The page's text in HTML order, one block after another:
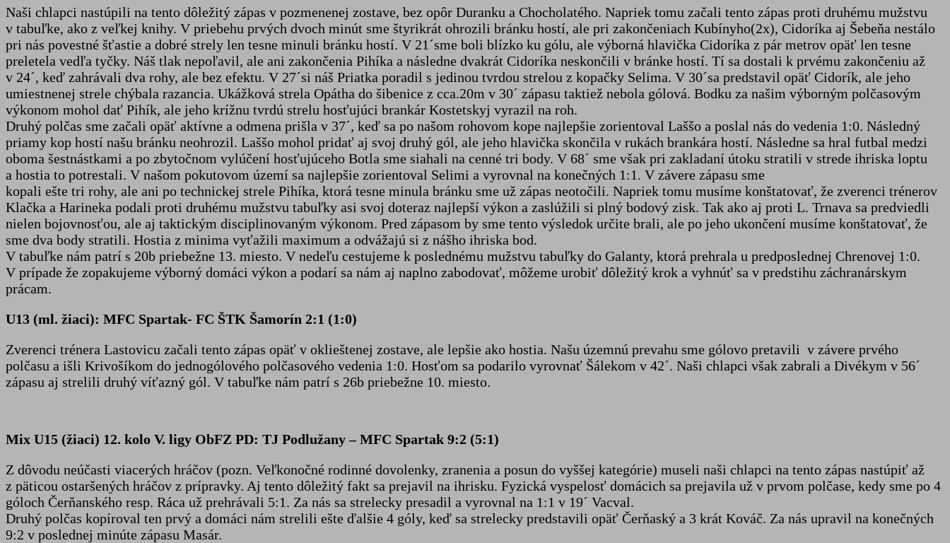
Naši chlapci nastúpili na tento dôležitý zápas v pozmenenej zostave, bez opôr Duranku a Chocholatého. Napriek tomu začali tento zápas proti druhému mužstvu
v tabuľke, ako z veľkej knihy. V priebehu prvých dvoch minút sme štyrikrát ohrozili bránku hostí, ale pri zakončeniach Kubínyho(2x), Cidoríka aj Šebeňa nestálo
pri nás povestné šťastie a dobré strely len tesne minuli bránku hostí. V 21´sme boli blízko ku gólu, ale výborná hlavička Cidoríka z pár metrov opäť len tesne
preletela vedľa tyčky. Náš tlak nepoľavil, ale ani zakončenia Pihíka a následne dvakrát Cidoríka neskončili v bránke hostí. Tí sa dostali k prvému zakončeniu až
v 24´, keď zahrávali dva rohy, ale bez efektu. V 27´si náš Priatka poradil s jedinou tvrdou strelou z kopačky Selima. V 30´sa predstavil opäť Cidorík, ale jeho
umiestnenej strele chýbala razancia. Ukážková strela Opátha do šibenice z cca.20m v 30´ zápasu taktiež nebola gólová. Bodku za našim výborným polčasovým
výkonom mohol dať Pihík, ale jeho krížnu tvrdú strelu hosťujúci brankár Kostetskyj vyrazil na roh.
Druhý polčas sme začali opäť aktívne a odmena prišla v 37´, keď sa po našom rohovom kope najlepšie zorientoval Laššo a poslal nás do vedenia 1:0. Následný
priamy kop hostí našu bránku neohrozil. Laššo mohol pridať aj svoj druhý gól, ale jeho hlavička skončila v rukách brankára hostí. Následne sa hral futbal medzi
oboma šestnástkami a po zbytočnom vylúčení hosťujúceho Botla sme siahali na cenné tri body. V 68´ sme však pri zakladaní útoku stratili v strede ihriska loptu
a hostia to potrestali. V našom pokutovom území sa najlepšie zorientoval Selimi a vyrovnal na konečných 1:1. V závere zápasu sme
kopali ešte tri rohy, ale ani po technickej strele Pihíka, ktorá tesne minula bránku sme už zápas neotočili. Napriek tomu musíme konštatovať, že zverenci trénerov
Klačka a Harineka podali proti druhému mužstvu tabuľky asi svoj doteraz najlepší výkon a zaslúžili si plný bodový zisk. Tak ako aj proti L. Trnava sa predviedli
nielen bojovnosťou, ale aj taktickým disciplinovaným výkonom. Pred zápasom by sme tento výsledok určite brali, ale po jeho ukončení musíme konštatovať, že
sme dva body stratili. Hostia z minima vyťažili maximum a odvážajú si z nášho ihriska bod.
V tabuľke nám patrí s 20b priebežne 13. miesto. V nedeľu cestujeme k poslednému mužstvu tabuľky do Galanty, ktorá prehrala u predposlednej Chrenovej 1:0.
V prípade že zopakujeme výborný domáci výkon a podarí sa nám aj naplno zabodovať, môžeme urobiť dôležitý krok a vyhnúť sa v predstihu záchranárskym
prácam.
U13 (ml. žiaci): MFC Spartak- FC ŠTK Šamorín 2:1 (1:0)
Zverenci trénera Lastovicu začali tento zápas opäť v oklieštenej zostave, ale lepšie ako hostia. Našu územnú prevahu sme gólovo pretavili v závere prvého
polčasu a išli Krivošíkom do jednogólového polčasového vedenia 1:0. Hosťom sa podarilo vyrovnať Šálekom v 42´. Naši chlapci však zabrali a Divékym v 56´
zápasu aj strelili druhý víťazný gól. V tabuľke nám patrí s 26b priebežne 10. miesto.
Mix U15 (žiaci) 12. kolo V. ligy ObFZ PD: TJ Podlužany – MFC Spartak 9:2 (5:1)
Z dôvodu neúčasti viacerých hráčov (pozn. Veľkonočné rodinné dovolenky, zranenia a posun do vyššej kategórie) museli naši chlapci na tento zápas nastúpiť až
z päticou ostaršených hráčov z prípravky. Aj tento dôležitý fakt sa prejavil na ihrisku. Fyzická vyspelosť domácich sa prejavila už v prvom polčase, kedy sme po 4
góloch Čerňanského resp. Ráca už prehrávali 5:1. Za nás sa strelecky presadil a vyrovnal na 1:1 v 19´ Vacval.
Druhý polčas kopíroval ten prvý a domáci nám strelili ešte ďalšie 4 góly, keď sa strelecky predstavili opäť Čerňaský a 3 krát Kováč. Za nás upravil na konečných
9:2 v poslednej minúte zápasu Masár.